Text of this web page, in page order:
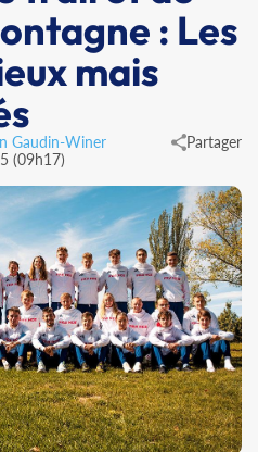
: Les
mais
Gaudin-Winer
(09h17)
Partager